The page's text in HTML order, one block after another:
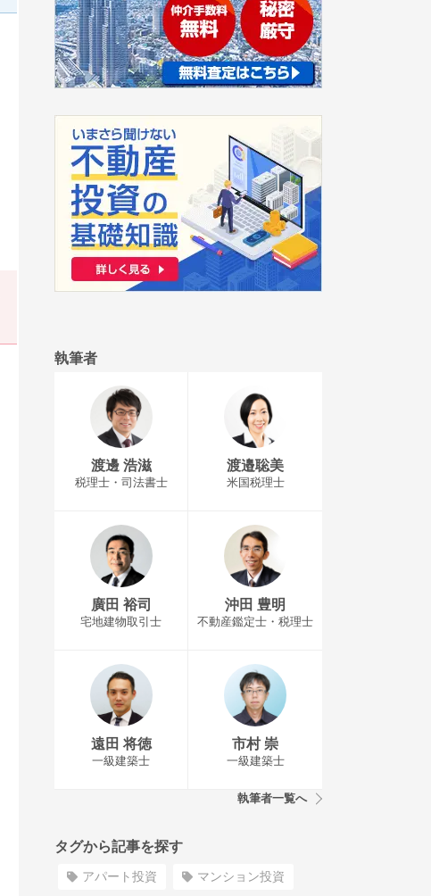
執筆者
渡邊 浩滋
税理士・司法書士
渡邉聡美
米国税理士
廣田 裕司
宅地建物取引士
沖田 豊明
不動産鑑定士・税理士
遠田 将徳
一級建築士
市村 崇
一級建築士
執筆者一覧へ
タグから記事を探す
アパート投資 マンション投資